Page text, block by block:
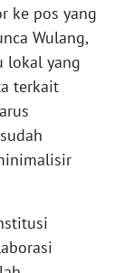
ke pos yang
Wulang,
lokal yang
terkait